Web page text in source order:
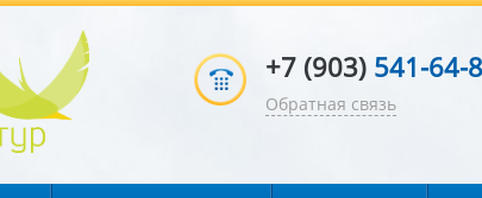
+7 (903) 541-64-
Обратная связь